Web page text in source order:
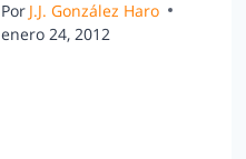
Por J.J. González Haro
enero 24, 2012